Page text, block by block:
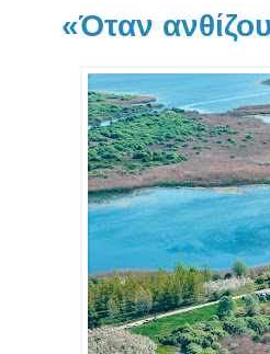
«Όταν